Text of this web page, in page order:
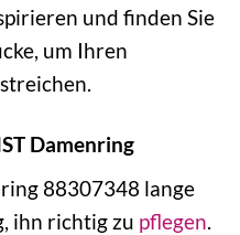
und finden Sie
um Ihren
Damenring
88307348 lange
ihn richtig zu pflegen